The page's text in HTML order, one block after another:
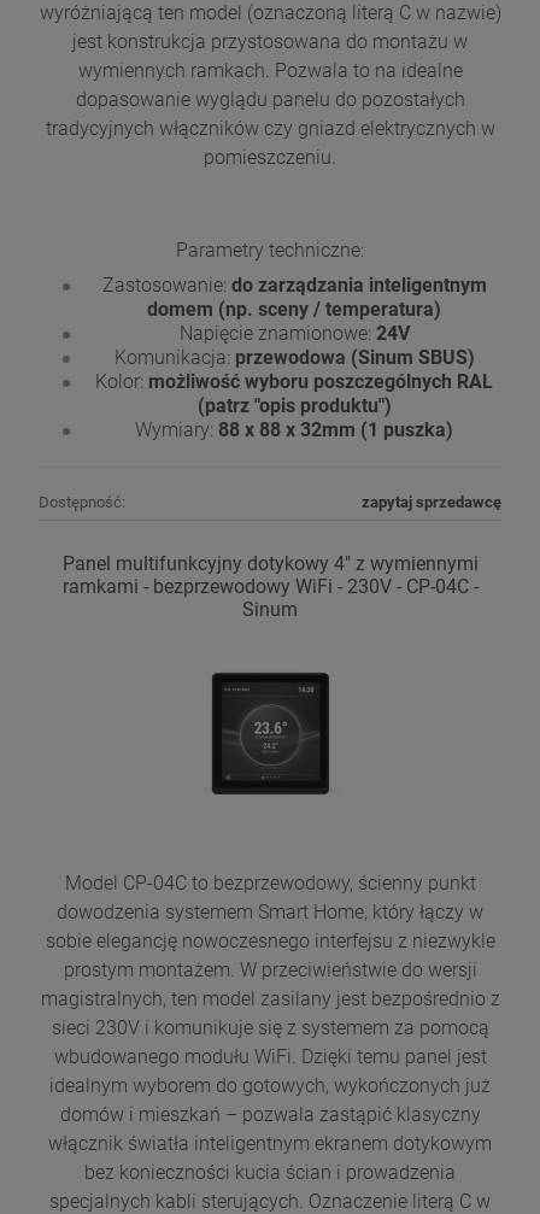
wyróżniającą ten model (oznaczoną literą C w nazwie)
jest konstrukcja przystosowana do montażu w
wymiennych ramkach. Pozwala to na idealne
dopasowanie wyglądu panelu do pozostałych
tradycyjnych włączników czy gniazd elektrycznych w
pomieszczeniu.
Parametry techniczne:
Zastosowanie: do zarządzania inteligentnym
domem (np. sceny / temperatura)
Napięcie znamionowe: 24V
Komunikacja: przewodowa (Sinum SBUS)
Kolor: możliwość wyboru poszczególnych RAL
(patrz "opis produktu")
Wymiary: 88 x 88 x 32mm (1 puszka)
Dostępność: zapytaj sprzedawcę
Panel multifunkcyjny dotykowy 4" z wymiennymi
ramkami - bezprzewodowy WiFi - 230V - CP-04C -
Sinum
Model CP-04C to bezprzewodowy, ścienny punkt
dowodzenia systemem Smart Home, który łączy w
sobie elegancję nowoczesnego interfejsu z niezwykle
prostym montażem. W przeciwieństwie do wersji
magistralnych, ten model zasilany jest bezpośrednio z
sieci 230V i komunikuje się z systemem za pomocą
wbudowanego modułu WiFi. Dzięki temu panel jest
idealnym wyborem do gotowych, wykończonych już
domów i mieszkań – pozwala zastąpić klasyczny
włącznik światła inteligentnym ekranem dotykowym
bez konieczności kucia ścian i prowadzenia
specjalnych kabli sterujących. Oznaczenie literą C w